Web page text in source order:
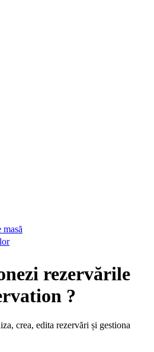
rezervările
?
crea, edita rezervări și gestiona